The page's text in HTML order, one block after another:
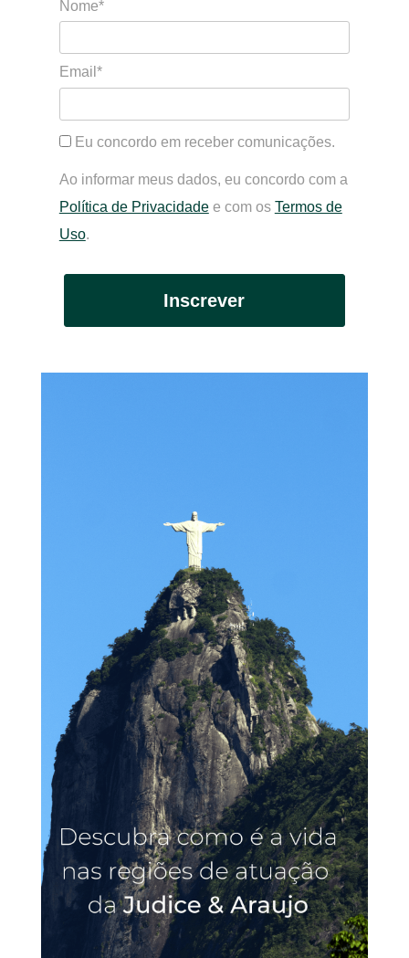
Nome*
Email*
Eu concordo em receber comunicações.
Ao informar meus dados, eu concordo com a
Política de Privacidadee com os Termos de
Uso.
Inscrever